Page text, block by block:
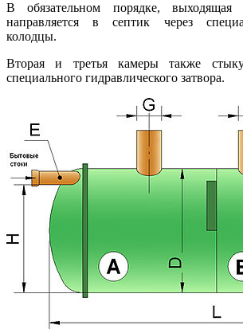
В обязательном порядке, выходящая
направляется в септик через
колодцы.
Вторая и третья камеры также
специального гидравлического затвора.